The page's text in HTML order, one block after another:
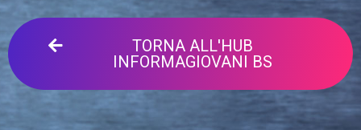
TORNA ALL'HUB
INFORMAGIOVANI BS